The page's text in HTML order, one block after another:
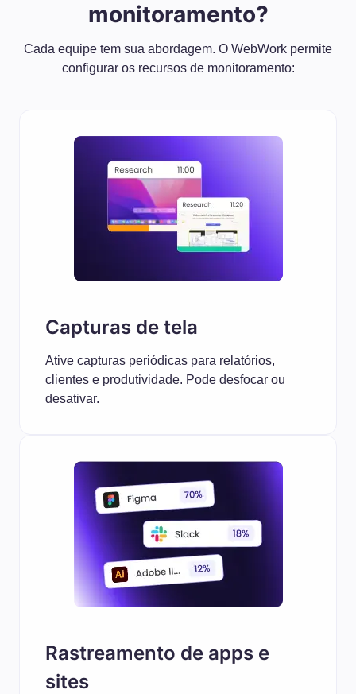
monitoramento?
Cada equipe tem sua abordagem. O WebWork permite
configurar os recursos de monitoramento:
Capturas de tela
Ative capturas periódicas para relatórios,
clientes e produtividade. Pode desfocar ou
desativar.
Rastreamento de apps e
sites